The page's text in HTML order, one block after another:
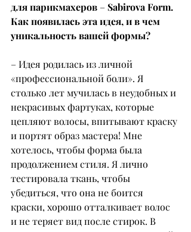
для парикмахеров – Sabirova Form.
Как появилась эта идея, и в чем
уникальность вашей формы?
– Идея родилась из личной
«профессиональной боли». Я
столько лет мучилась в неудобных и
некрасивых фартуках, которые
цепляют волосы, впитывают краску
и портят образ мастера! Мне
хотелось, чтобы форма была
продолжением стиля. Я лично
тестировала ткань, чтобы
убедиться, что она не боится
краски, хорошо отталкивает волос
и не теряет вид после стирок. В